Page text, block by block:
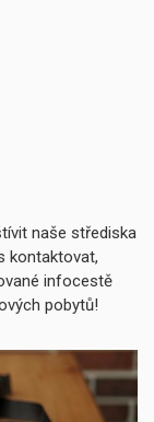
naše střediska
kontaktovat,
infocestě
pobytů!